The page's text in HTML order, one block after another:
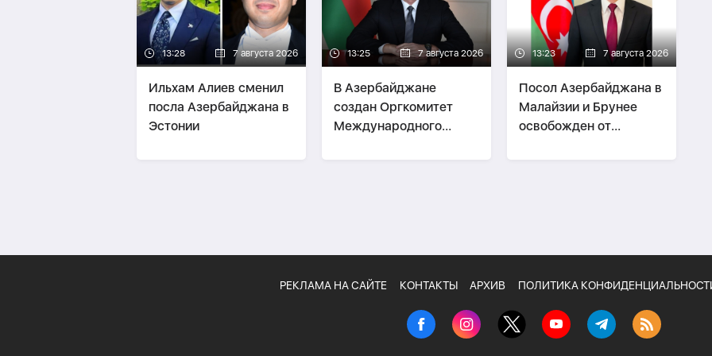
13:28 7 августа 2026
Ильхам Алиев сменил
посла Азербайджана в
Эстонии
13:25 7 августа 2026
В Азербайджане
создан Оргкомитет
Международного
форума -
13:23 7 августа 2026
Посол Азербайджана в
Малайзии и Брунее
освобожден от
РЕКЛАМА НА САЙТЕ КОНТАКТЫ АРХИВ ПОЛИТИКА